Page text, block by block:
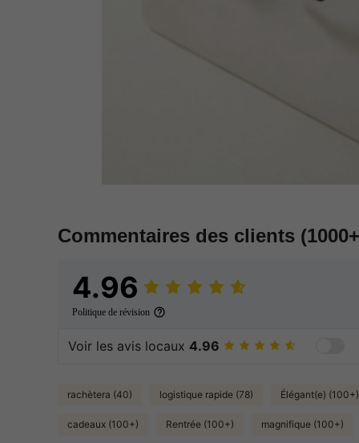
Commentaires des clients
4.96
Politique de révision
Voir les avis locaux 4.96
rachètera (40) logistique rapide (78) Élégant(e) (100+)
cadeaux (100+) Rentrée (100+) magnifique (100+)